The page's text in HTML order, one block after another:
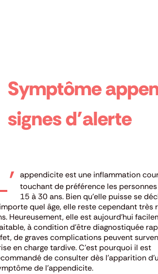
Symptôme
signes d’alerte
appendicite est une inflammation
touchant de préférence les personnes
15 à 30 ans. Bien qu’elle puisse se
quel âge, elle reste cependant très
Heureusement, elle est aujourd’hui
à condition d’être diagnostiquée
de graves complications peuvent
en charge tardive.C’est pourquoi il est
de consulter dès l’apparition
de l’appendicite.